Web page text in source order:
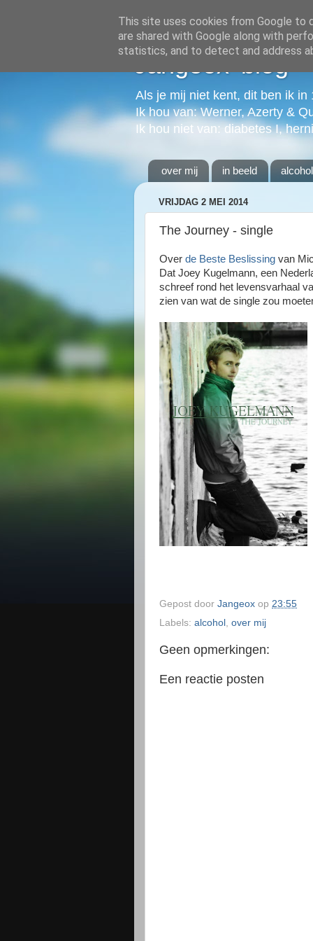
Jangeox' blog
Als je mij niet kent, dit ben ik in
Ik hou van: Werner, Azerty &
Ik hou niet van: diabetes I,
over mij in beeld alcohol
VRIJDAG 2 MEI 2014
The Journey - single
Over de Beste Beslissing van
Dat Joey Kugelmann, een
schreef rond het levensvarhaal
zien van wat de single zou
Gepost door Jangeox op 23:55
Labels: alcohol , over mij
Geen opmerkingen:
Een reactie posten
This site uses cookies from Google to
are shared with Google along with
statistics, and to detect and address